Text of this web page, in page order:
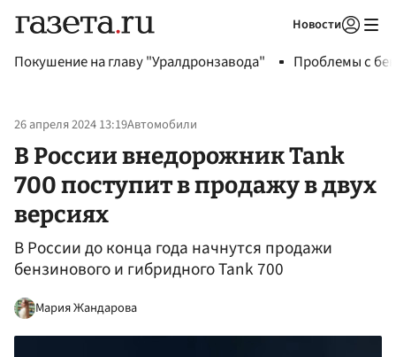
Новости
Покушение на главу "Уралдронзавода" Проблемы с
26 апреля 2024 13:19Автомобили
В России внедорожник Tank
700 поступит в продажу в двух
версиях
В России до конца года начнутся продажи
бензинового и гибридного Tank 700
Мария Жандарова